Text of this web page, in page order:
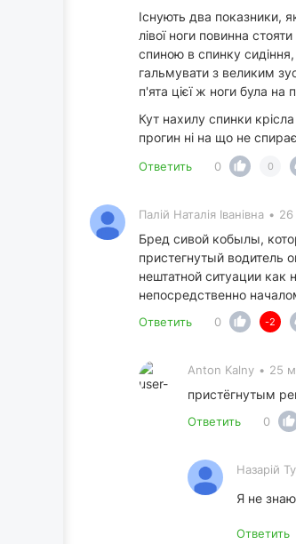
Існують два показники,
лівої ноги повинна
спиною в спинку
гальмувати з великим
п'ята цієї ж ноги була на
Кут нахилу спинки
прогин ні на що не
Ответить 0 0
Палій Наталія Іванівна • 26
Бред сивой кобылы,
пристегнутый водитель
нештатной ситуации
непосредственно
Ответить 0 -2
Anton Kalny • 25
пристёгнутым
Ответить 0
Назарій
Я не знаю
Ответить